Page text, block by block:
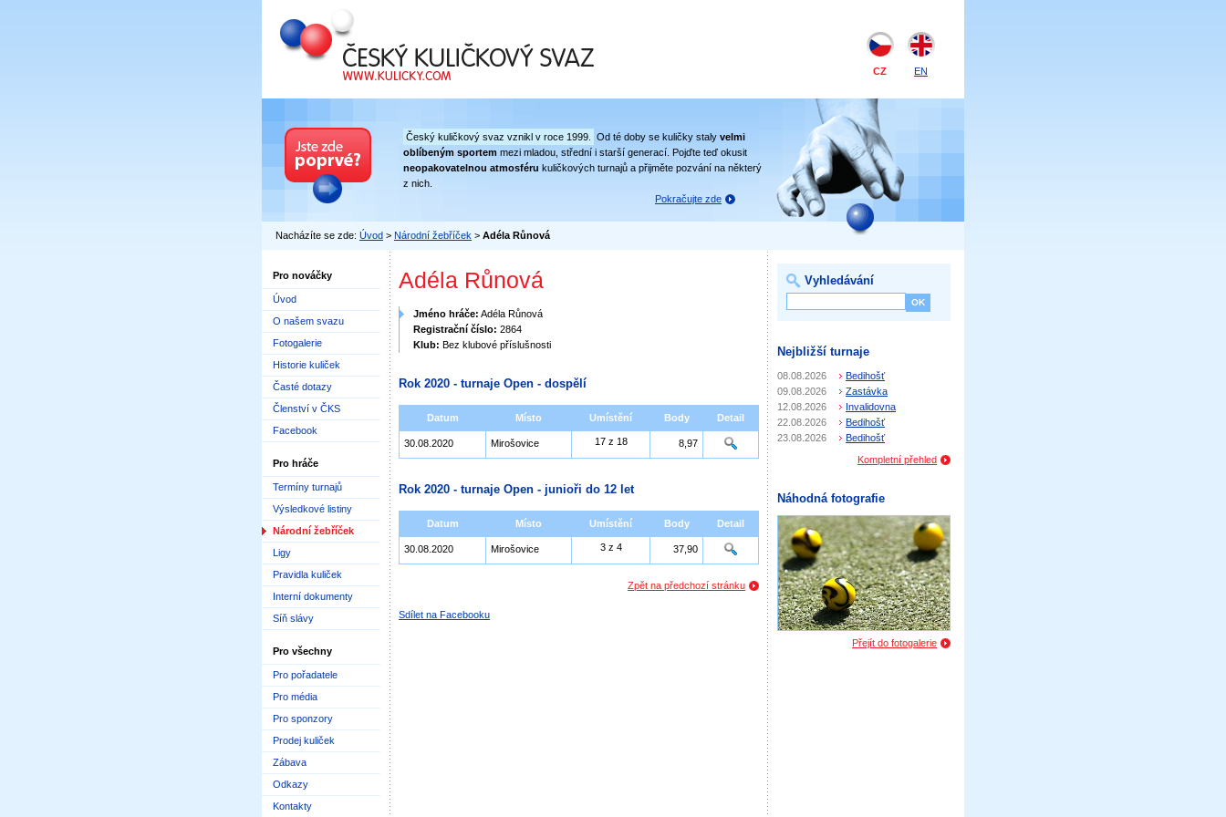
Český kuličkový svaz
CZ EN
Český kuličkový svaz vznikl v roce 1999. Od té doby se kuličky staly velmi
oblíbeným sportem mezi mladou, střední i starší generací. Pojďte teď okusit
neopakovatelnou atmosféru kuličkových turnajů a přijměte pozvání na některý
z nich.
Pokračujte zde
Nacházíte se zde: Úvod > Národní žebříček > Adéla Růnová
Pro nováčky
Úvod
O našem svazu
Fotogalerie
Historie kuliček
Časté dotazy
Členství v ČKS
Facebook
Pro hráče
Termíny turnajů
Výsledkové listiny
Národní žebříček
Ligy
Pravidla kuliček
Interní dokumenty
Síň slávy
Pro všechny
Pro pořadatele
Pro média
Pro sponzory
Prodej kuliček
Zábava
Odkazy
Kontakty
Adéla Růnová
Jméno hráče: Adéla Růnová
Registrační číslo: 2864
Klub: Bez klubové příslušnosti
Rok 2020 - turnaje Open - dospělí
Datum Místo Umístění Body Detail
30.08.2020 Mirošovice 17 z 18 8,97
Rok 2020 - turnaje Open - junioři do 12 let
Datum Místo Umístění Body Detail
30.08.2020 Mirošovice 3 z 4 37,90
Zpět na předchozí stránku
Sdílet na Facebooku
Vyhledávání
Nejbližší turnaje
08.08.2026
Bedihošť
09.08.2026
Zastávka
12.08.2026
Invalidovna
22.08.2026
Bedihošť
23.08.2026
Bedihošť
Kompletní přehled
Náhodná fotografie
Přejít do fotogalerie